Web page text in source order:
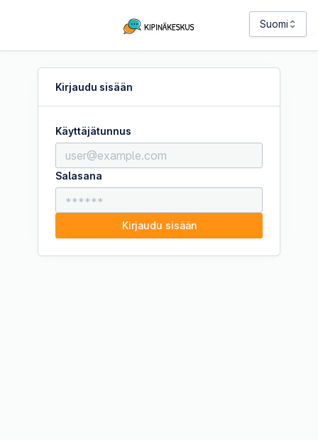
Kirjaudu sisään
Unohtuiko salasana?
Kirjaudu sisään